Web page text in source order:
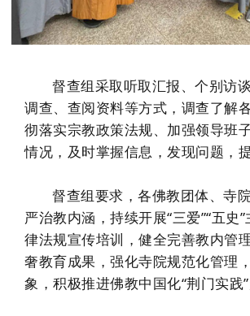
督查组采取听取汇报、个别访
调查、查阅资料等方式，调查了解
彻落实宗教政策法规、加强领导班
情况，及时掌握信息，发现问题，
督查组要求，各佛教团体、寺
严治教内涵，持续开展“三爱”“五史
律法规宣传培训，健全完善教内管
奢教育成果，强化寺院规范化管理
象，积极推进佛教中国化“荆门实践”